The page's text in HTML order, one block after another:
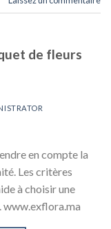
de fleurs
en compte la
Les critères
à choisir une
www.exflora.ma